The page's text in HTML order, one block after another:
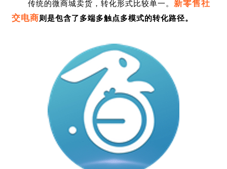
传统的微商城卖货，转化形式比较单一。 新零售社
交电商则是包含了多端多触点多模式的转化路径。